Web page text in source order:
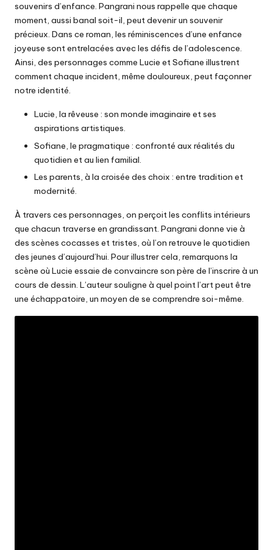
souvenirs d’enfance. Pangrani nous rappelle que chaque
moment, aussi banal soit-il, peut devenir un souvenir
précieux. Dans ce roman, les réminiscences d’une enfance
joyeuse sont entrelacées avec les défis de l’adolescence.
Ainsi, des personnages comme Lucie et Sofiane illustrent
comment chaque incident, même douloureux, peut façonner
notre identité.
Lucie, la rêveuse : son monde imaginaire et ses
aspirations artistiques.
Sofiane, le pragmatique : confronté aux réalités du
quotidien et au lien familial.
Les parents, à la croisée des choix : entre tradition et
modernité.
À travers ces personnages, on perçoit les conflits intérieurs
que chacun traverse en grandissant. Pangrani donne vie à
des scènes cocasses et tristes, où l’on retrouve le quotidien
des jeunes d’aujourd’hui. Pour illustrer cela, remarquons la
scène où Lucie essaie de convaincre son père de l’inscrire à un
cours de dessin. L’auteur souligne à quel point l’art peut être
une échappatoire, un moyen de se comprendre soi-même.